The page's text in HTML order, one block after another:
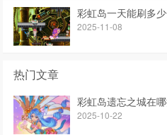
彩虹岛一天能刷多
2025-11-08
热门文章
彩虹岛遗忘之城在
2025-10-22